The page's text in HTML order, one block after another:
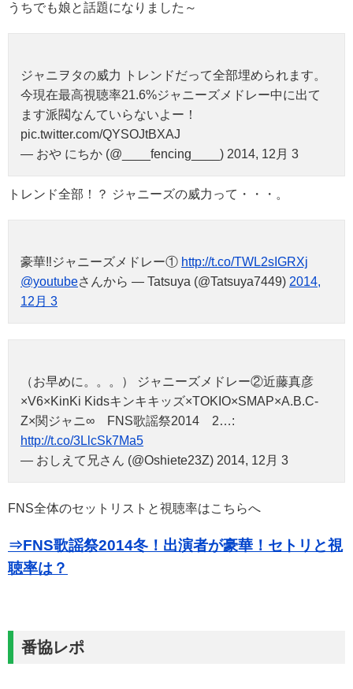
うちでも娘と話題になりました～
ジャニヲタの威力 トレンドだって全部埋められます。
今現在最高視聴率21.6%ジャニーズメドレー中に出て
ます派閥なんていらないよー！
pic.twitter.com/QYSOJtBXAJ
— おや にちか (@____fencing____) 2014, 12月 3
トレンド全部！？ ジャニーズの威力って・・・。
豪華‼︎ジャニーズメドレー① http://t.co/TWL2sIGRXj
@youtubeさんから — Tatsuya (@Tatsuya7449) 2014,
12月 3
（お早めに。。。） ジャニーズメドレー②近藤真彦
×V6×KinKi Kidsキンキキッズ×TOKIO×SMAP×A.B.C-
Z×関ジャニ∞ FNS歌謡祭2014 2…:
http://t.co/3LlcSk7Ma5
— おしえて兄さん (@Oshiete23Z) 2014, 12月 3
FNS全体のセットリストと視聴率はこちらへ
⇒FNS歌謡祭2014冬！出演者が豪華！セトリと視
聴率は？
番協レポ